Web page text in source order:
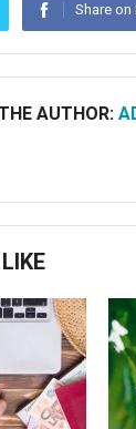
Share
AUTHOR: